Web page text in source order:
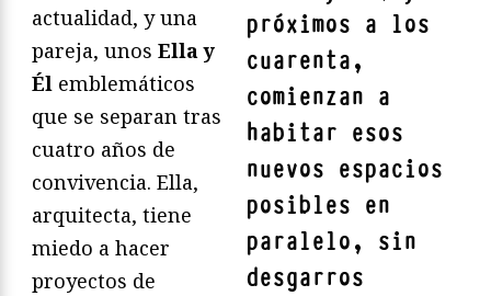
próximos a los
cuarenta,
comienzan a
habitar esos
nuevos espacios
posibles en
paralelo, sin
desgarros
actualidad, y una
pareja, unos Ella y
Él emblemáticos
que se separan tras
cuatro años de
convivencia. Ella,
arquitecta, tiene
miedo a hacer
proyectos de